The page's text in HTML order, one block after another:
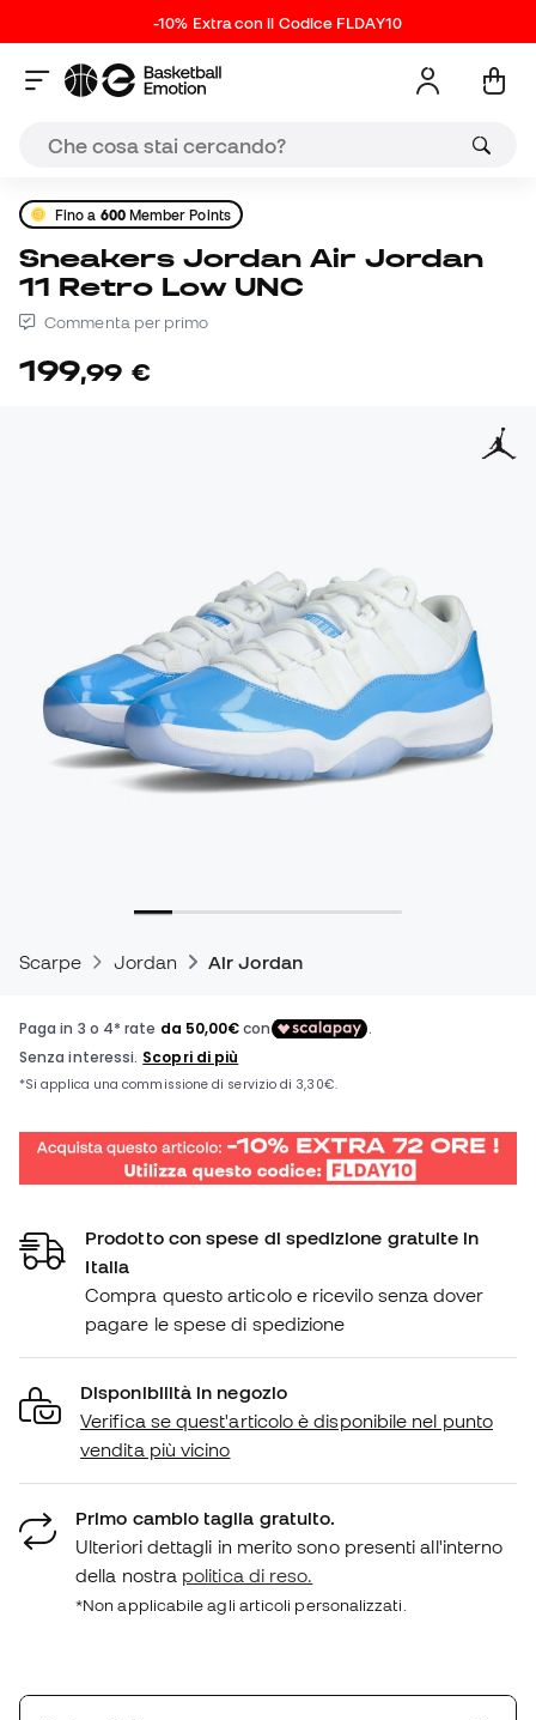
-10% Extra con il Codice FLDAY10
Fino a 600Member Points
Sneakers Jordan Air Jordan
11 Retro Low UNC
Commenta per primo
199,99 €
Scarpe Jordan Air Jordan
Prodotto con spese di spedizione gratuite in
Italia
Compra questo articolo e ricevilo senza dover
pagare le spese di spedizione
Disponibilità in negozio
Verifica se quest'articolo è disponibile nel punto
vendita più vicino
Primo cambio taglia gratuito.
Ulteriori dettagli in merito sono presenti all'interno
della nostra politica di reso.
*Non applicabile agli articoli personalizzati.